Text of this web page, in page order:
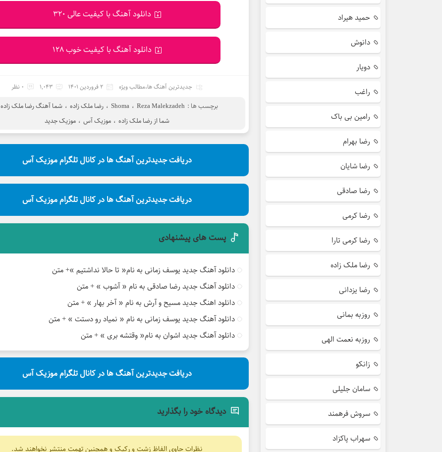
دانلود آهنگ با کیفیت عالی 320
دانلود آهنگ با کیفیت خوب 128
جدیدترین آهنگ ها،مطالب ویژه 2 فروردین 1401 1,043 0 نظر
برچسب ها : Reza Malekzadeh ، Shoma ، رضا ملک زاده ، شما آهنگ رضا ملک زاده
شما از رضا ملک زاده ، موزیک آس ، موزیک جدید
دریافت جدیدترین آهنگ ها در کانال تلگرام موزیک آس
دریافت جدیدترین آهنگ ها در کانال تلگرام موزیک آس
پست های پیشنهادی
دانلود آهنگ جدید یوسف زمانی به نام« تا حالا نداشتیم »+ متن
دانلود آهنگ جدید رضا صادقی به نام « آشوب » + متن
دانلود اهنگ جدید مسیح و آرش به نام « آخر بهار » + متن
دانلود آهنگ جدید یوسف زمانی به نام « نمیاد رو دستت » + متن
دانلود آهنگ جدید اشوان به نام« وقتشه بری » + متن
دریافت جدیدترین آهنگ ها در کانال تلگرام موزیک آس
دیدگاه خود را بگذارید
نظرات حاوی الفاظ زشت و رکیک و همچنین تهمت منتشر نخواهند شد.
حمید هیراد
دانوش
دویار
راغب
رامین بی باک
رضا بهرام
رضا شایان
رضا صادقی
رضا کرمی
رضا کرمی تارا
رضا ملک زاده
رضا یزدانی
روزبه بمانی
روزبه نعمت الهی
زانکو
سامان جلیلی
سروش فرهمند
سهراب پاکزاد